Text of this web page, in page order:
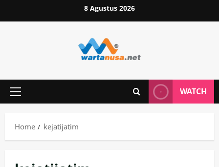
to
8 Agustus 2026
Primary
WATCH
Home kejatijatim